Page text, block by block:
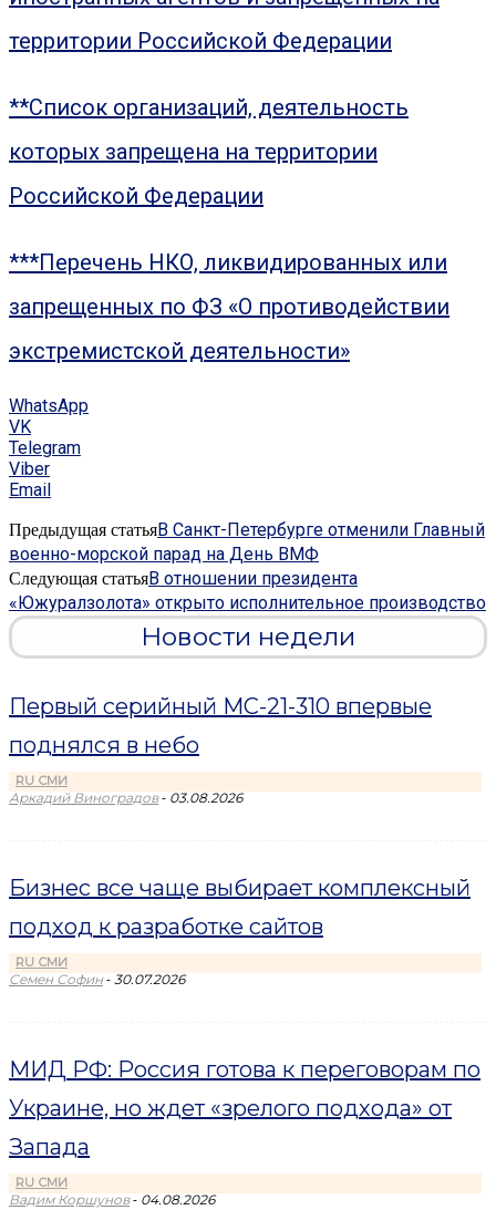
территории Российской Федерации
**Список организаций, деятельность
которых запрещена на территории
Российской Федерации
***Перечень НКО, ликвидированных или
запрещенных по ФЗ «О противодействии
экстремистской деятельности»
WhatsApp
VK
Telegram
Viber
Email
Предыдущая статьяВ Санкт-Петербурге отменили Главный
военно-морской парад на День ВМФ
Следующая статьяВ отношении президента
«Южуралзолота» открыто исполнительное производство
Новости недели
Первый серийный МС-21-310 впервые
поднялся в небо
RU СМИ
Аркадий Виноградов - 03.08.2026
Бизнес все чаще выбирает комплексный
подход к разработке сайтов
RU СМИ
Семен Софин - 30.07.2026
МИД РФ: Россия готова к переговорам по
Украине, но ждет «зрелого подхода» от
Запада
RU СМИ
Вадим Коршунов - 04.08.2026